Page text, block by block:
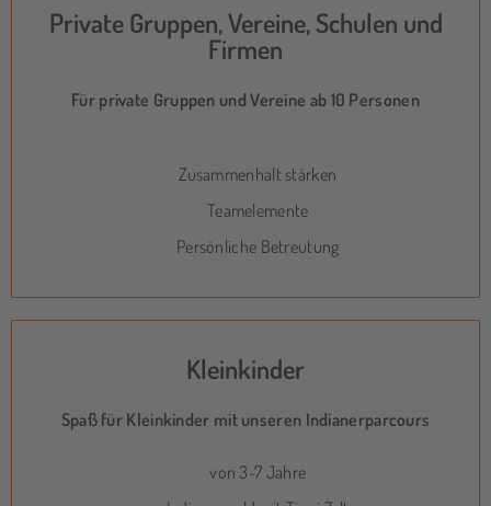
Private Gruppen, Vereine, Schulen und
Firmen
Für private Gruppen und Vereine ab 10 Personen
Zusammenhalt stärken
Teamelemente
Persönliche Betreutung
Kleinkinder
Spaß für Kleinkinder mit unseren Indianerparcours
von 3-7 Jahre